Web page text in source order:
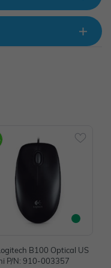
B100 Optical US
P/N: 910-003357